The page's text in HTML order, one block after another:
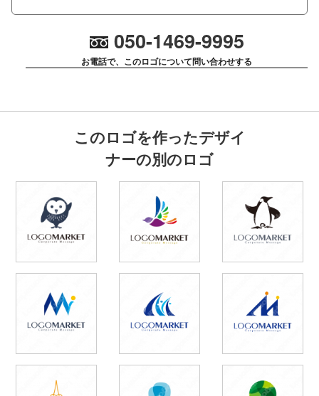
050-1469-9995
お電話で、このロゴについて問い合わせする
このロゴを作ったデザイ
ナーの別のロゴ